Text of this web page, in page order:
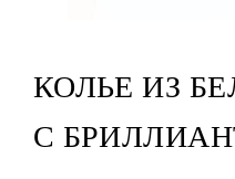
КОЛЬЕ ИЗ
С